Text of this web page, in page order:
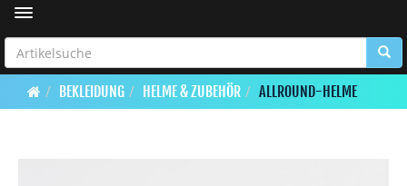
Toggle navigation
BEKLEIDUNG HELME & ZUBEHÖR ALLROUND-HELME